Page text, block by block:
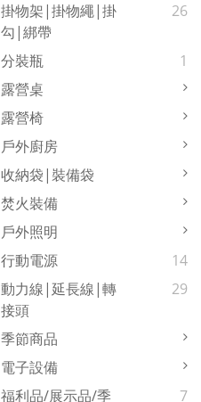
掛物架|掛物繩|掛
勾|綁帶
26
分裝瓶
1
露營桌
露營椅
戶外廚房
收納袋|裝備袋
焚火裝備
戶外照明
行動電源
14
動力線|延長線|轉
接頭
29
季節商品
電子設備
福利品/展示品/季
7